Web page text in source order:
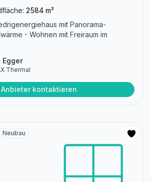
2584 m²
mit Panorama-
- Wohnen mit Freiraum im
Egger
Thermal
Anbieter kontaktieren
Neubau